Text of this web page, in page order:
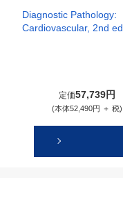
Diagnostic Pathology:
Cardiovascular, 2nd ed.
定価57,739円
(本体52,490円 ＋ 税)